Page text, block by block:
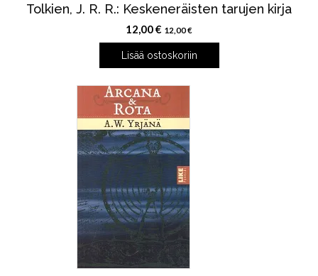
Tolkien, J. R. R.: Keskeneräisten tarujen kirja
12,00€ 12,00€
Lisää ostoskoriin